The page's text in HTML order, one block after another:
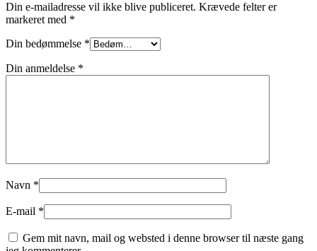
Din e-mailadresse vil ikke blive publiceret. Krævede felter er
markeret med *
Din bedømmelse *
Din anmeldelse *
Navn *
E-mail *
Gem mit navn, mail og websted i denne browser til næste gang